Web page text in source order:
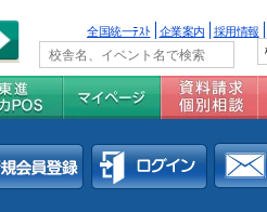
全国統一ﾃｽﾄ 企業案内 採用情報